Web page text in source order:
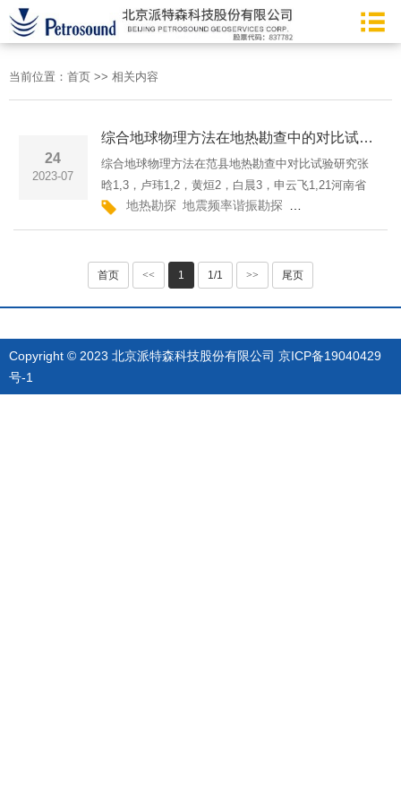
当前位置： 首页 >> 相关内容
24
2023-07
综合地球物理方法在地热勘查中的对比试验研究
综合地球物理方法在范县地热勘查中对比试验研究张
晗1,3，卢玮1,2，黄烜2，白晨3，申云飞1,21河南省
深部探矿工程技术研究中心2河南省地矿局第二地质环
境调查院3河南省煤炭地质勘察研究总院作者简介：张
地热勘探 地震频率谐振勘探
首页 << 1 1/1 >> 尾页
Copyright © 2023 北京派特森科技股份有限公司 京ICP备19040429
号-1